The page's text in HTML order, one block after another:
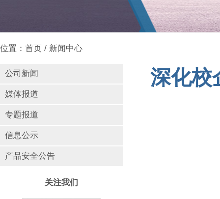
位置： 首页 / 新闻中心
公司新闻
媒体报道
专题报道
信息公示
产品安全公告
关注我们
深化校